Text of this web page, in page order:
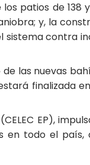
patios de 138
y, la
sistema contra
las nuevas
finalizada
EP),
en todo el